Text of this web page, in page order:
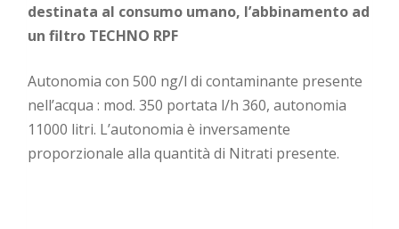
destinata al consumo umano, l’abbinamento ad
un filtro TECHNO RPF
Autonomia con 500 ng/l di contaminante presente
nell’acqua : mod. 350 portata l/h 360, autonomia
11000 litri. L’autonomia è inversamente
proporzionale alla quantità di Nitrati presente.